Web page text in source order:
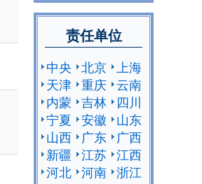
责任单位
中央 北京
上海
天津 重庆 云南
内蒙 吉林
四川
宁夏 安徽
山东
山西
广东
广西
新疆 江苏 江西
河北 河南 浙江